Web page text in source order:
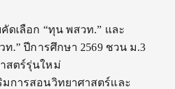
ดเลือก “ทุน พสวท.” และ
ท.” ปีการศึกษา 2569 ชวน ม.3
าสตร์รุ่นใหม่
สอนวิทยาศาสตร์และ